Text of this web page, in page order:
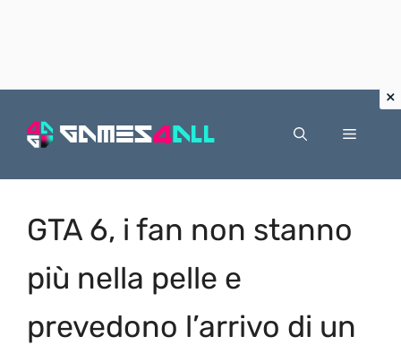
Menu
GTA 6, i fan non stanno
più nella pelle e
prevedono l’arrivo di un